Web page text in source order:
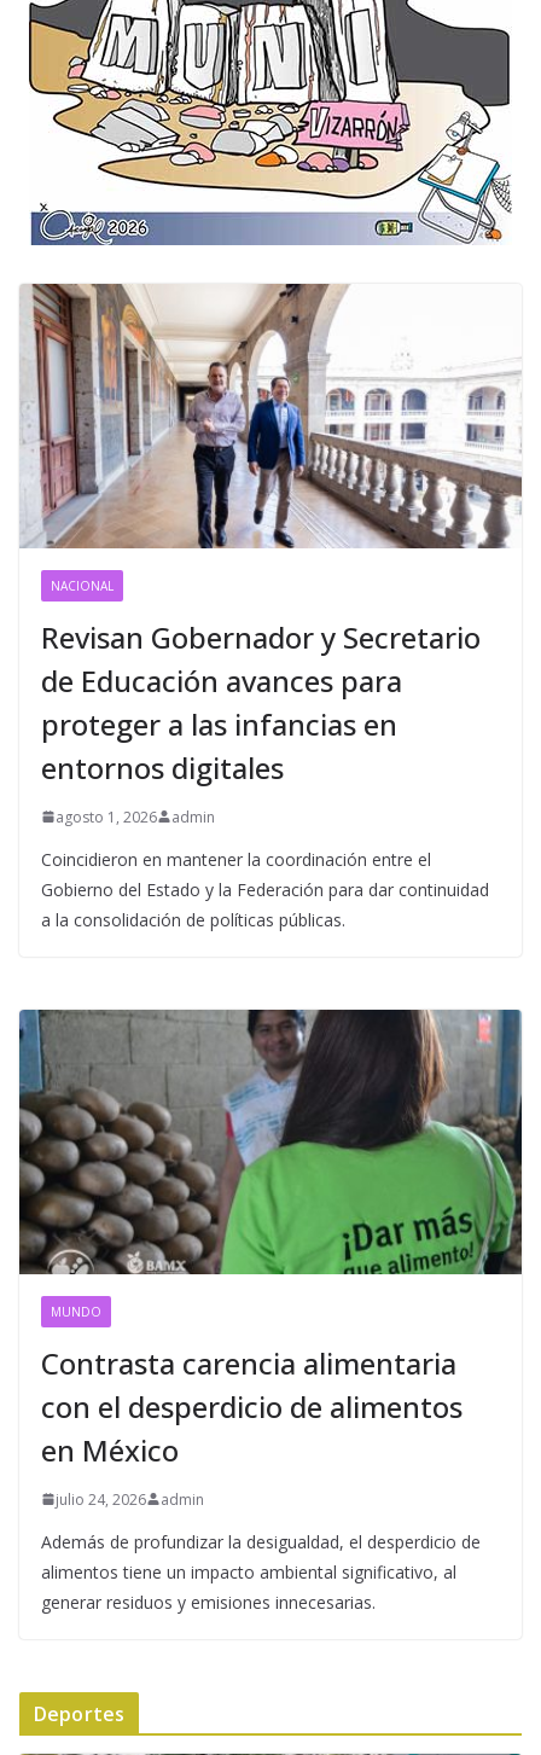
NACIONAL
Revisan Gobernador y Secretario
de Educación avances para
proteger a las infancias en
entornos digitales
agosto 1, 2026 admin
Coincidieron en mantener la coordinación entre el
Gobierno del Estado y la Federación para dar continuidad
a la consolidación de políticas públicas.
MUNDO
Contrasta carencia alimentaria
con el desperdicio de alimentos
en México
julio 24, 2026 admin
Además de profundizar la desigualdad, el desperdicio de
alimentos tiene un impacto ambiental significativo, al
generar residuos y emisiones innecesarias.
Deportes